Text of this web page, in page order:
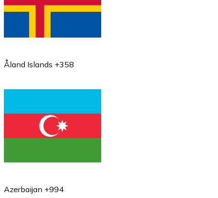
Åland Islands +358
Azerbaijan +994